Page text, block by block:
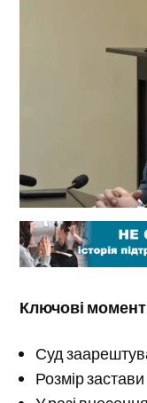
Ключові
Суд
Розмір